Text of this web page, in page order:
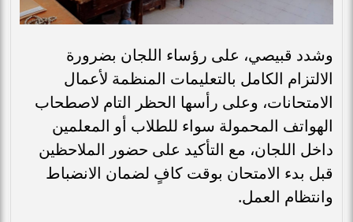
وشدد قبيصي، على رؤساء اللجان بضرورة
الالتزام الكامل بالتعليمات المنظمة لأعمال
الامتحانات، وعلى رأسها الحظر التام لاصطحاب
الهواتف المحمولة سواء للطلاب أو المعلمين
داخل اللجان، مع التأكيد على حضور الملاحظين
قبل بدء الامتحان بوقت كافٍ لضمان الانضباط
وانتظام العمل.